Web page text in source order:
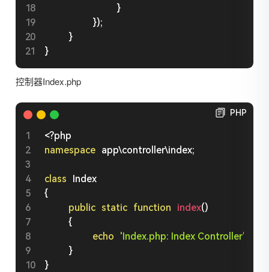
}
});
}
}
控制器Index.php
PHP
<?php
namespace app\controller\index;
class
Index
{
public static function index()
{
echo
'Index.php: Index Controller'
}
}